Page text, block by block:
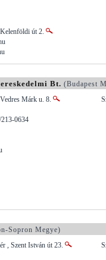
út 2.
Bt. (Budapest
Márk u. 8.
0634
Sopron Megye)
, Szent István út 23.